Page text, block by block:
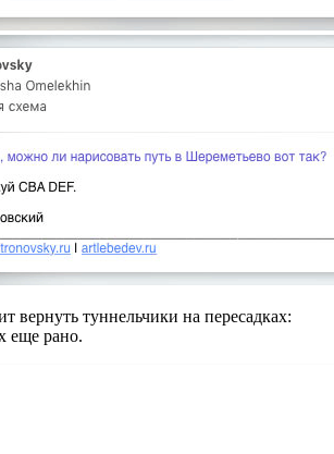
вернуть туннельчики на пересадках:
еще рано.